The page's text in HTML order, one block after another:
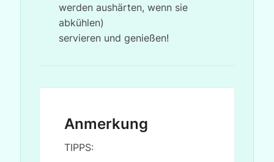
werden aushärten, wenn sie
abkühlen)
servieren und genießen!
Anmerkung
TIPPS: